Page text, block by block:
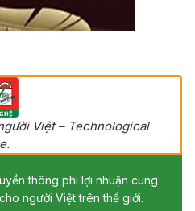
Việt – Technological
thông phi lợi nhuận cung
người Việt trên thế giới.